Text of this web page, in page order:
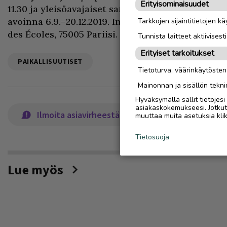
11.30 ja yleisöavajaiset samana iltana klo
avoinna 6.9.–20.12.2019. Institut finlandais
des Écoles, 75005 Pariisi.
PAIKALLISUUTISET
Ilmoita asiavirheestä
Lue myös
Erityisominaisuudet
Tarkkojen sijaintitietojen
Tunnista laitteet
Erityiset tarkoitukset
Tietoturva,
Mainonnan ja sisällön
Hyväksymällä sallit
asiakaskokemukseesi.
muuttaa muita asetuksia
Tietosuoja